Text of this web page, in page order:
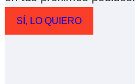
SÍ, LO QUIERO